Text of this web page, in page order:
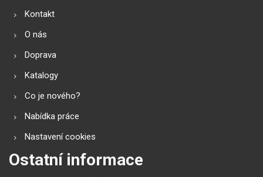
Kontakt
O nás
Doprava
Katalogy
Co je nového?
Nabídka práce
Nastavení cookies
Ostatní informace